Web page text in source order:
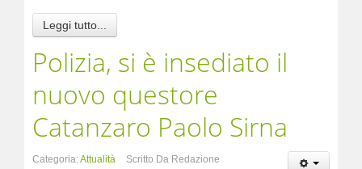
Leggi tutto...
Polizia, si è insediato il
nuovo questore
Catanzaro Paolo Sirna
Categoria:Attualità
Scritto Da Redazione